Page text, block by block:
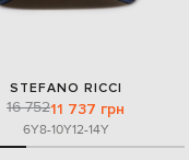
STEFANO RICCI
16 75211 737 грн
6Y8-10Y12-14Y